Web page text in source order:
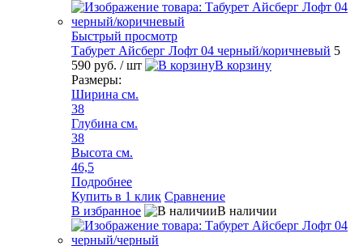
Быстрый просмотр
Табурет Айсберг Лофт 04 черный/коричневый 5
590 руб. / шт
В корзину
Размеры:
Ширина см.
38
Глубина см.
38
Высота см.
46,5
Подробнее
Купить в 1 клик Сравнение
В избранное
В наличии